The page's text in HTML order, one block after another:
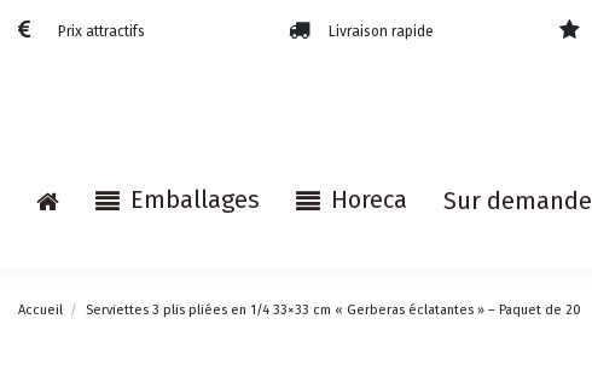
Prix attractifs Livraison rapide
Emballages Horeca Sur demande
Accueil Serviettes 3 plis pliées en 1/4 33×33 cm « Gerberas éclatantes » – Paquet de 20